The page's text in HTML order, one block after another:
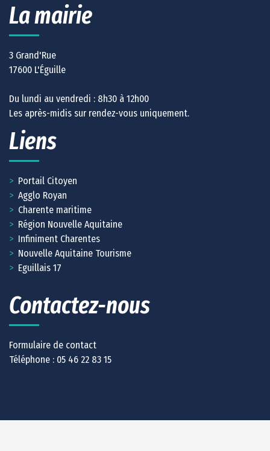
La mairie
3 Grand'Rue
17600 L'Éguille
Du lundi au vendredi : 8h30 à 12h00
Les après-midis sur rendez-vous uniquement.
Liens
Portail Citoyen
Agglo Royan
Charente maritime
Région Nouvelle Aquitaine
Infiniment Charentes
Nouvelle Aquitaine Tourisme
Eguillais 17
Contactez-nous
Formulaire de contact
Téléphone : 05 46 22 83 15